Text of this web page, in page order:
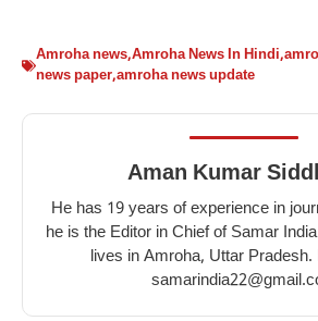
Amroha news,Amroha News In Hindi,
news paper,amroha news update
Aman Kumar
He has 19 years of experience in
he is the Editor in Chief of Samar
lives in Amroha, Uttar